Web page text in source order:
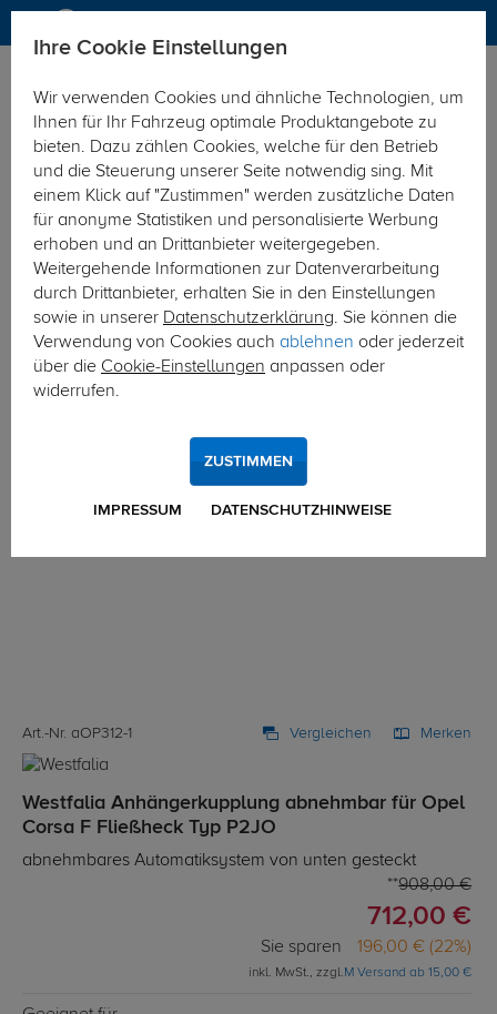
Hier geht's zur Fahrzeugübersicht: Opel Corsa F Fließheck
Art.-Nr. aOP312-1 Vergleichen Merken
Westfalia Anhängerkupplung abnehmbar für Opel
Corsa F Fließheck Typ P2JO
abnehmbares Automatiksystem von unten gesteckt
908,00 €
712,00 €
Sie sparen 196,00 € (22%)
inkl. MwSt., zzgl.M Versand ab 15,00 €
Ihre Cookie Einstellungen
Wir verwenden Cookies und ähnliche Technologien, um
Ihnen für Ihr Fahrzeug optimale Produktangebote zu
bieten. Dazu zählen Cookies, welche für den Betrieb
und die Steuerung unserer Seite notwendig sing. Mit
einem Klick auf "Zustimmen" werden zusätzliche Daten
für anonyme Statistiken und personalisierte Werbung
erhoben und an Drittanbieter weitergegeben.
Weitergehende Informationen zur Datenverarbeitung
durch Drittanbieter, erhalten Sie in den Einstellungen
sowie in unserer Datenschutzerklärung. Sie können die
Verwendung von Cookies auch ablehnen oder jederzeit
über die Cookie-Einstellungen anpassen oder
widerrufen.
IMPRESSUM DATENSCHUTZHINWEISE
ZUSTIMMEN